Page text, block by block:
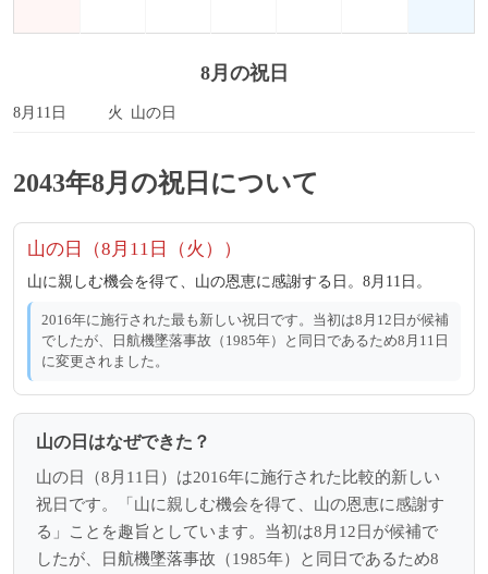
8月の祝日
8月11日 火 山の日
2043年8月の祝日について
山の日（8月11日（火））
山に親しむ機会を得て、山の恩恵に感謝する日。8月11日。
2016年に施行された最も新しい祝日です。当初は8月12日が候補
でしたが、日航機墜落事故（1985年）と同日であるため8月11日
に変更されました。
山の日はなぜできた？
山の日（8月11日）は2016年に施行された比較的新しい
祝日です。「山に親しむ機会を得て、山の恩恵に感謝す
る」ことを趣旨としています。当初は8月12日が候補で
したが、日航機墜落事故（1985年）と同日であるため8